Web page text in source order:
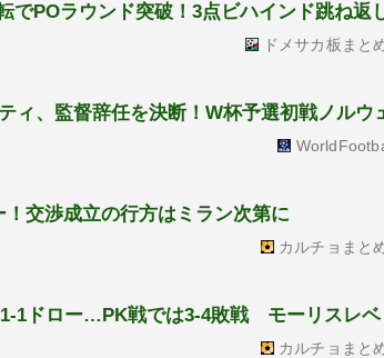
でPOラウンド突破！3点ビハインド跳ね返
ドメサカ板まと
、監督辞任を決断！W杯予選初戦ノルウ
交渉成立の行方はミラン次第に
カルチョまと
1ドロー…PK戦では3-4敗戦 モーリスレベ
カルチョまと